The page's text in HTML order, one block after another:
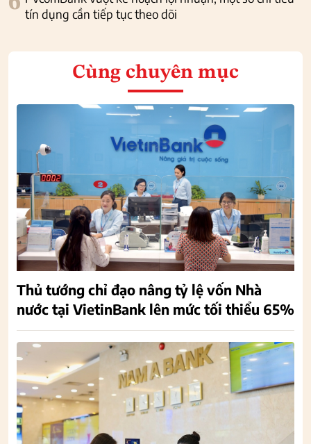
tín dụng cần tiếp tục theo dõi
Cùng chuyên mục
Thủ tướng chỉ đạo nâng tỷ lệ vốn Nhà
nước tại VietinBank lên mức tối thiểu 65%